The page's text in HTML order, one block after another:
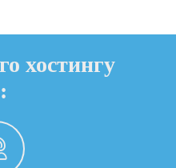
хостингу